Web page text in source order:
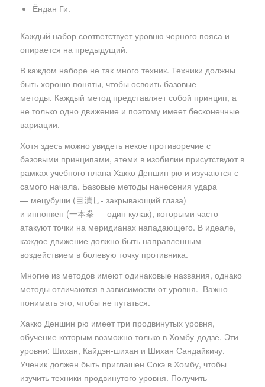
Ёндан Ги.
Каждый набор соответствует уровню черного пояса и
опирается на предыдущий.
В каждом наборе не так много техник. Техники должны
быть хорошо поняты, чтобы освоить базовые
методы. Каждый метод представляет собой принцип, а
не только одно движение и поэтому имеет бесконечные
вариации.
Хотя здесь можно увидеть некое противоречие с
базовыми принципами, атеми в изобилии присутствуют в
рамках учебного плана Хакко Деншин рю и изучаются с
самого начала. Базовые методы нанесения удара
— мецубуши (目潰し- закрывающий глаза)
и иппонкен (一本拳 — один кулак), которыми часто
атакуют точки на меридианах нападающего. В идеале,
каждое движение должно быть направленным
воздействием в болевую точку противника.
Многие из методов имеют одинаковые названия, однако
методы отличаются в зависимости от уровня. Важно
понимать это, чтобы не путаться.
Хакко Деншин рю имеет три продвинутых уровня,
обучение которым возможно только в Хомбу-додзё. Эти
уровни: Шихан, Кайдэн-шихан и Шихан Сандайкичу.
Ученик должен быть приглашен Сокэ в Хомбу, чтобы
изучить техники продвинутого уровня. Получить